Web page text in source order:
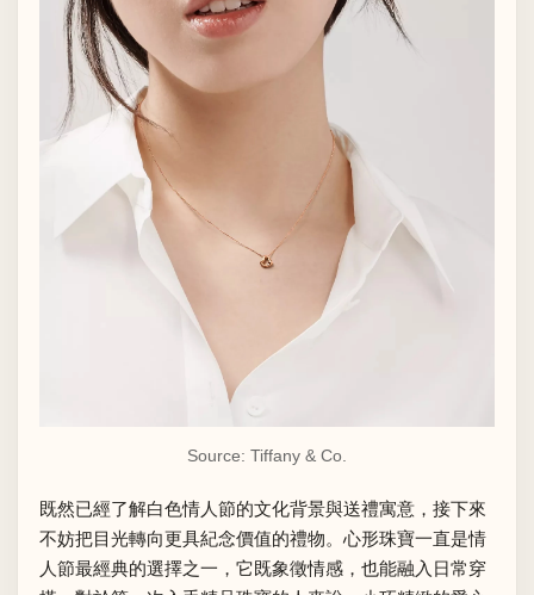
Source: Tiffany & Co.
既然已經了解白色情人節的文化背景與送禮寓意，接下來
不妨把目光轉向更具紀念價值的禮物。心形珠寶一直是情
人節最經典的選擇之一，它既象徵情感，也能融入日常穿